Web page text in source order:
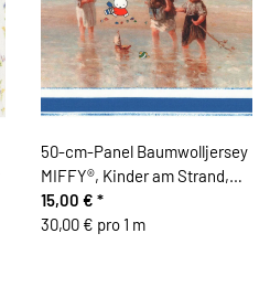
50-cm-Panel Baumwolljersey
MIFFY®, Kinder am Strand,
blau
15,00 € *
30,00 € pro 1 m